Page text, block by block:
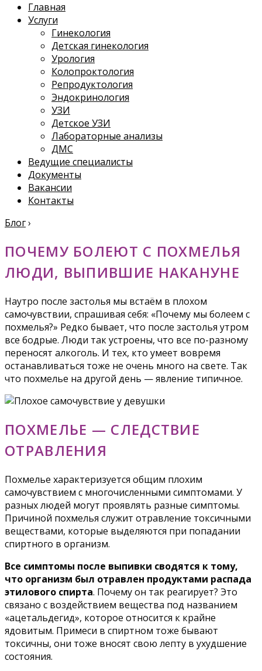
Главная
Услуги
Гинекология
Детская гинекология
Урология
Колопроктология
Репродуктология
Эндокринология
УЗИ
Детское УЗИ
Лабораторные анализы
ДМС
Ведущие специалисты
Документы
Вакансии
Контакты
Блог›
ПОЧЕМУ БОЛЕЮТ С ПОХМЕЛЬЯ
ЛЮДИ, ВЫПИВШИЕ НАКАНУНЕ
Наутро после застолья мы встаём в плохом
самочувствии, спрашивая себя: «Почему мы болеем с
похмелья?» Редко бывает, что после застолья утром
все бодрые. Люди так устроены, что все по-разному
переносят алкоголь. И тех, кто умеет вовремя
останавливаться тоже не очень много на свете. Так
что похмелье на другой день — явление типичное.
ПОХМЕЛЬЕ — СЛЕДСТВИЕ
ОТРАВЛЕНИЯ
Похмелье характеризуется общим плохим
самочувствием с многочисленными симптомами. У
разных людей могут проявлять разные симптомы.
Причиной похмелья служит отравление токсичными
веществами, которые выделяются при попадании
спиртного в организм.
Все симптомы после выпивки сводятся к тому,
что организм был отравлен продуктами распада
этилового спирта. Почему он так реагирует? Это
связано с воздействием вещества под названием
«ацетальдегид», которое относится к крайне
ядовитым. Примеси в спиртном тоже бывают
токсичны, они тоже вносят свою лепту в ухудшение
состояния.